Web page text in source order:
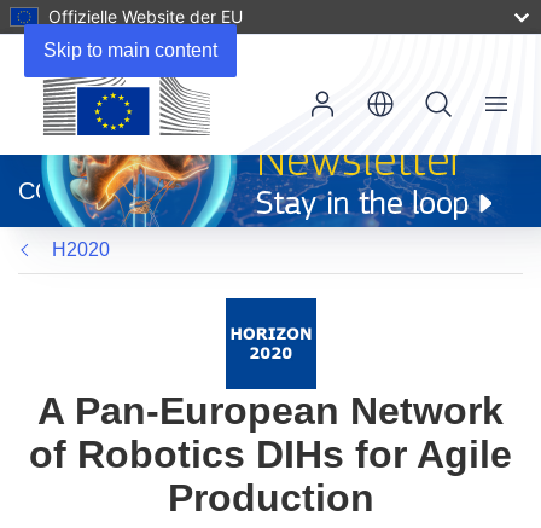
Skip to main content
Offizielle Website der EU
neuem
Fenster)
CORDIS
Menu
H2020
A Pan‐European Network
of Robotics DIHs for Agile
Production